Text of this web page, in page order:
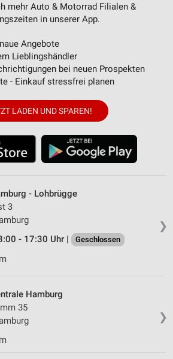
mehr Auto & Motorrad Filialen &
in unserer App.
Angebote
Lieblingshändler
bei neuen Prospekten
- Einkauf stressfrei planen
LADEN UND SPAREN!
❯
- Lohbrügge
3
- 17:30 Uhr |
Geschlossen
❯
Hamburg
35